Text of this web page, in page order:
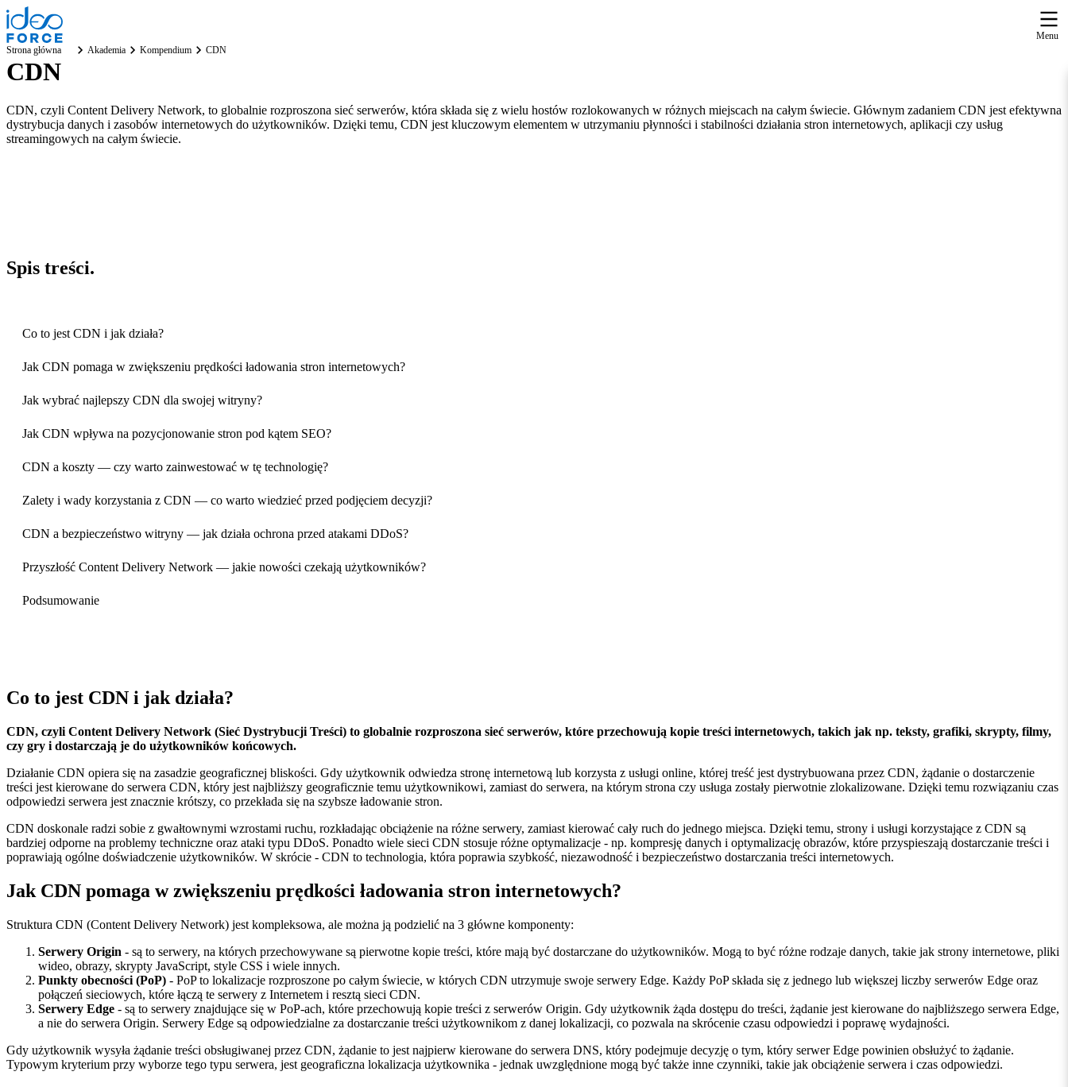
Menu
Strona główna
Akademia Kompendium CDN
CDN
CDN, czyli Content Delivery Network, to globalnie rozproszona sieć serwerów, która składa się z wielu hostów rozlokowanych w różnych miejscach na całym świecie. Głównym zadaniem CDN jest efektywna
dystrybucja danych i zasobów internetowych do użytkowników. Dzięki temu, CDN jest kluczowym elementem w utrzymaniu płynności i stabilności działania stron internetowych, aplikacji czy usług
streamingowych na całym świecie.
Spis treści.
Co to jest CDN i jak działa?
Jak CDN pomaga w zwiększeniu prędkości ładowania stron internetowych?
Jak wybrać najlepszy CDN dla swojej witryny?
Jak CDN wpływa na pozycjonowanie stron pod kątem SEO?
CDN a koszty — czy warto zainwestować w tę technologię?
Zalety i wady korzystania z CDN — co warto wiedzieć przed podjęciem decyzji?
CDN a bezpieczeństwo witryny — jak działa ochrona przed atakami DDoS?
Przyszłość Content Delivery Network — jakie nowości czekają użytkowników?
Podsumowanie
Co to jest CDN i jak działa?
CDN, czyli Content Delivery Network (Sieć Dystrybucji Treści) to globalnie rozproszona sieć serwerów, które przechowują kopie treści internetowych, takich jak np. teksty, grafiki, skrypty, filmy,
czy gry i dostarczają je do użytkowników końcowych.
Działanie CDN opiera się na zasadzie geograficznej bliskości. Gdy użytkownik odwiedza stronę internetową lub korzysta z usługi online, której treść jest dystrybuowana przez CDN, żądanie o dostarczenie
treści jest kierowane do serwera CDN, który jest najbliższy geograficznie temu użytkownikowi, zamiast do serwera, na którym strona czy usługa zostały pierwotnie zlokalizowane. Dzięki temu rozwiązaniu czas
odpowiedzi serwera jest znacznie krótszy, co przekłada się na szybsze ładowanie stron.
CDN doskonale radzi sobie z gwałtownymi wzrostami ruchu, rozkładając obciążenie na różne serwery, zamiast kierować cały ruch do jednego miejsca. Dzięki temu, strony i usługi korzystające z CDN są
bardziej odporne na problemy techniczne oraz ataki typu DDoS. Ponadto wiele sieci CDN stosuje różne optymalizacje - np. kompresję danych i optymalizację obrazów, które przyspieszają dostarczanie treści i
poprawiają ogólne doświadczenie użytkowników. W skrócie - CDN to technologia, która poprawia szybkość, niezawodność i bezpieczeństwo dostarczania treści internetowych.
Jak CDN pomaga w zwiększeniu prędkości ładowania stron internetowych?
Struktura CDN (Content Delivery Network) jest kompleksowa, ale można ją podzielić na 3 główne komponenty:
Serwery Origin - są to serwery, na których przechowywane są pierwotne kopie treści, które mają być dostarczane do użytkowników. Mogą to być różne rodzaje danych, takie jak strony internetowe, pliki
wideo, obrazy, skrypty JavaScript, style CSS i wiele innych.
Punkty obecności (PoP) - PoP to lokalizacje rozproszone po całym świecie, w których CDN utrzymuje swoje serwery Edge. Każdy PoP składa się z jednego lub większej liczby serwerów Edge oraz
połączeń sieciowych, które łączą te serwery z Internetem i resztą sieci CDN.
Serwery Edge - są to serwery znajdujące się w PoP-ach, które przechowują kopie treści z serwerów Origin. Gdy użytkownik żąda dostępu do treści, żądanie jest kierowane do najbliższego serwera Edge,
a nie do serwera Origin. Serwery Edge są odpowiedzialne za dostarczanie treści użytkownikom z danej lokalizacji, co pozwala na skrócenie czasu odpowiedzi i poprawę wydajności.
Gdy użytkownik wysyła żądanie treści obsługiwanej przez CDN, żądanie to jest najpierw kierowane do serwera DNS, który podejmuje decyzję o tym, który serwer Edge powinien obsłużyć to żądanie.
Typowym kryterium przy wyborze tego typu serwera, jest geograficzna lokalizacja użytkownika - jednak uwzględnione mogą być także inne czynniki, takie jak obciążenie serwera i czas odpowiedzi.